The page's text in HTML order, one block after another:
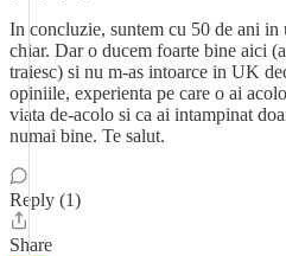
In concluzie, suntem cu 50 de ani
chiar. Dar o ducem foarte bine aici
traiesc) si nu m-as intoarce in UK
opiniile, experienta pe care o ai
viata de-acolo si ca ai intampinat
numai bine. Te salut.
Reply (1)
Share